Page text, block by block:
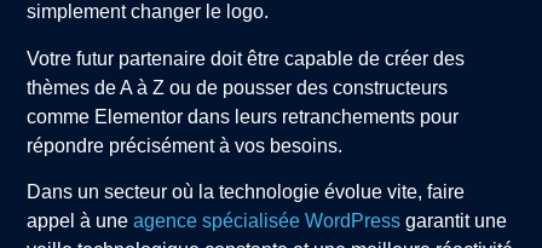
simplement changer le logo.
Votre futur partenaire doit être capable de créer des
thèmes de A à Z ou de pousser des constructeurs
comme Elementor dans leurs retranchements pour
répondre précisément à vos besoins.
Dans un secteur où la technologie évolue vite, faire
appel à uneagence spécialisée WordPress garantit une